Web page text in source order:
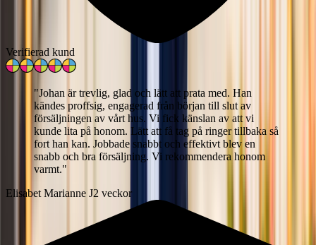
Verifierad kund
"Johan är trevlig, glad och lätt att prata med. Han
kändes proffsig, engagerad från början till slut av
försäljningen av vårt hus. Vi fick känslan av att vi
kunde lita på honom. Lätt att få tag på ringer tillbaka så
fort han kan. Jobbade snabbt och effektivt blev en
snabb och bra försäljning. Vi rekommendera honom
varmt."
Elisabet Marianne J2 veckor